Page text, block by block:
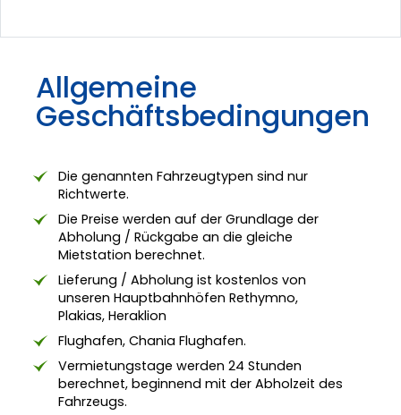
Allgemeine
Geschäftsbedingungen
Die genannten Fahrzeugtypen sind nur
Richtwerte.
Die Preise werden auf der Grundlage der
Abholung / Rückgabe an die gleiche
Mietstation berechnet.
Lieferung / Abholung ist kostenlos von
unseren Hauptbahnhöfen Rethymno,
Plakias, Heraklion
Flughafen, Chania Flughafen.
Vermietungstage werden 24 Stunden
berechnet, beginnend mit der Abholzeit des
Fahrzeugs.